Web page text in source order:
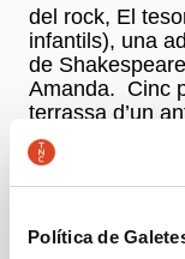
Política de
del rock, El
infantils), una
de
Amanda. Cinc
terrassa d’un
plena expansió
de
recordar un
descobriment